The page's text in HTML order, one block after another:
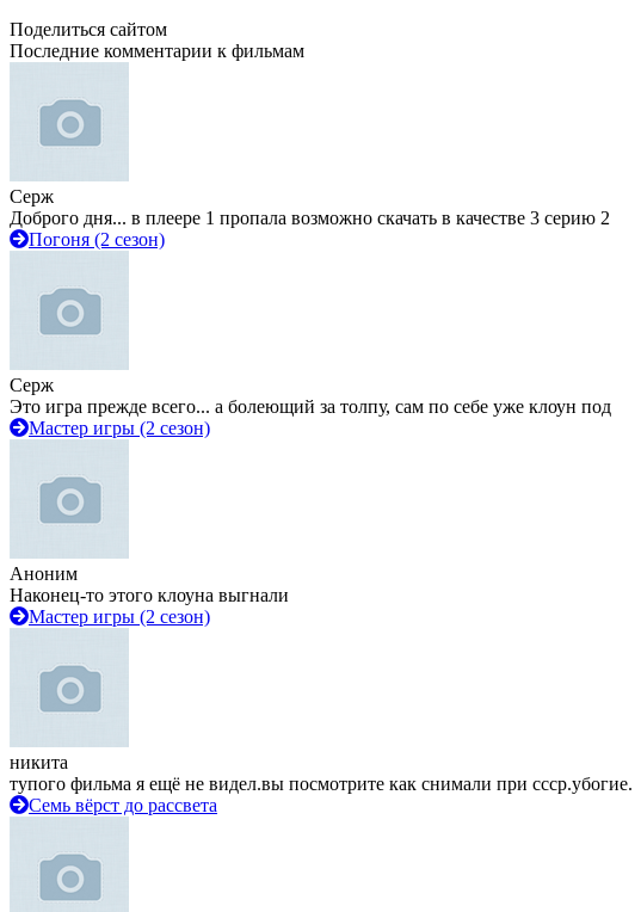
Поделиться сайтом
Последние комментарии к фильмам
Серж
Доброго дня... в плеере 1 пропала возможно скачать в качестве 3 серию 2
Погоня (2 сезон)
Серж
Это игра прежде всего... а болеющий за толпу, сам по себе уже клоун под
Мастер игры (2 сезон)
Аноним
Наконец-то этого клоуна выгнали
Мастер игры (2 сезон)
никита
тупого фильма я ещё не видел.вы посмотрите как снимали при ссср.убогие.
Семь вёрст до рассвета